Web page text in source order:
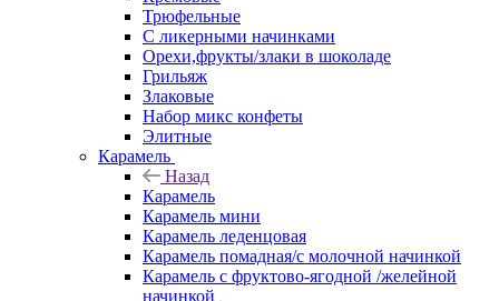
Трюфельные
С ликерными начинками
Орехи,фрукты/злаки в шоколаде
Грильяж
Злаковые
Набор микс конфеты
Элитные
Карамель
Назад
Карамель
Карамель мини
Карамель леденцовая
Карамель помадная/с молочной начинкой
Карамель с фруктово-ягодной /желейной
начинкой